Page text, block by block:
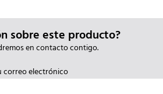
sobre este producto?
en contacto contigo.
correo electrónico